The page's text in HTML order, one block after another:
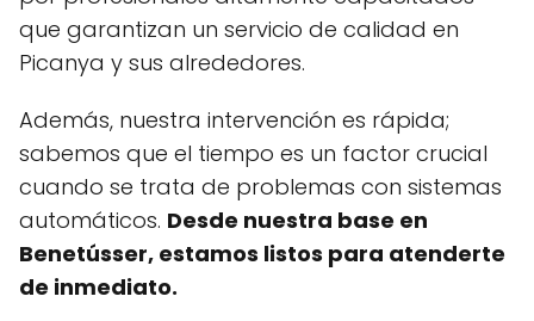
que garantizan un servicio de calidad en
Picanya y sus alrededores.
Además, nuestra intervención es rápida;
sabemos que el tiempo es un factor crucial
cuando se trata de problemas con sistemas
automáticos. Desde nuestra base en
Benetússer, estamos listos para atenderte
de inmediato.